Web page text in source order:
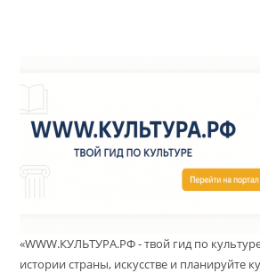
«WWW.КУЛЬТУРА.РФ - твой гид по
истории страны, искусстве и планируйте